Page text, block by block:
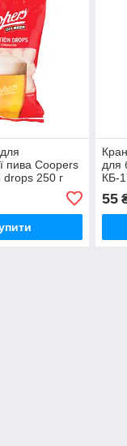
пива Coopers
250 г
для
КБ-
55